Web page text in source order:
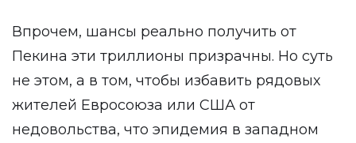
Впрочем, шансы реально получить от
Пекина эти триллионы призрачны. Но суть
не этом, а в том, чтобы избавить рядовых
жителей Евросоюза или США от
недовольства, что эпидемия в западном